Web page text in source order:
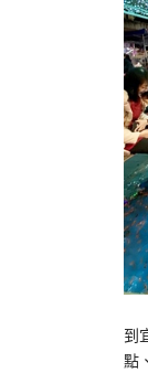
到
點